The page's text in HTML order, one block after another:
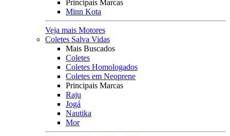
Principais Marcas
Minn Kota
Veja mais Motores
Coletes Salva Vidas
Mais Buscados
Coletes
Coletes Homologados
Coletes em Neoprene
Principais Marcas
Raju
Jogá
Nautika
Mor